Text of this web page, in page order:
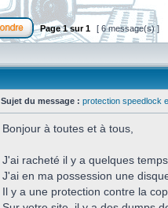
Page1sur1 [ 6 message(s) ]
Sujet du message : protection speedlock
Bonjour à toutes et à tous,
J'ai racheté il y a quelques
J'ai en ma possession une
Il y a une protection contre la